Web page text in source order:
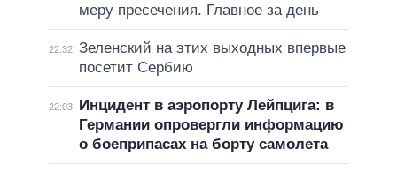
меру пресечения. Главное за день
22:32 Зеленский на этих выходных впервые
посетит Сербию
22:03
Инцидент в аэропорту Лейпцига: в
Германии опровергли информацию
о боеприпасах на борту самолета